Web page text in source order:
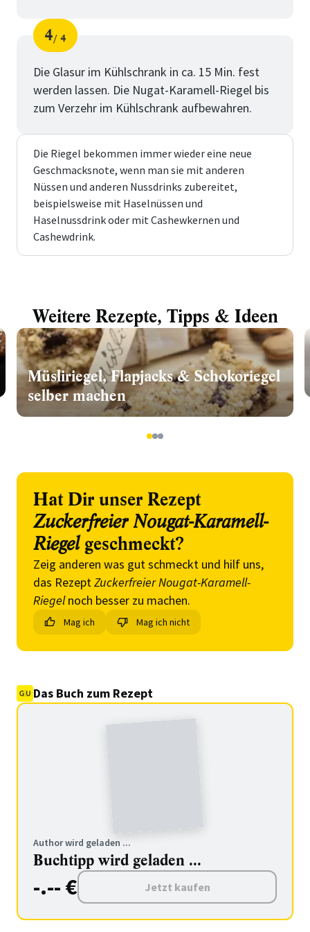
Schritt
4
von
4
Die Glasur im Kühlschrank in ca. 15 Min. fest
werden lassen. Die Nugat-Karamell-Riegel bis
zum Verzehr im Kühlschrank aufbewahren.
Die Riegel bekommen immer wieder eine neue
Geschmacksnote, wenn man sie mit anderen
Nüssen und anderen Nussdrinks zubereitet,
beispielsweise mit Haselnüssen und
Haselnussdrink oder mit Cashewkernen und
Cashewdrink.
Weitere Rezepte, Tipps & Ideen
Müsliriegel, Flapjacks & Schokoriegel
selber machen
123
Hat Dir unser Rezept
Zuckerfreier Nougat-Karamell-
Riegelgeschmeckt?
Zeig anderen was gut schmeckt und hilf uns,
das RezeptZuckerfreier Nougat-Karamell-
Riegelnoch besser zu machen.
Mag ich Mag ich nicht
Das Buch zum Rezept
Author wird geladen ...
Buchtipp wird geladen ...
-.-- € Jetzt kaufen